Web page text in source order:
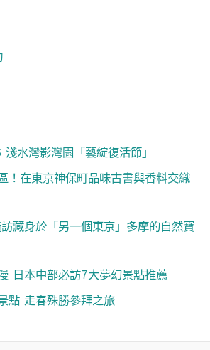
水灣影灣園「藝綻復活節」
！在東京神保町品味古書與香料交織
藏身於「另一個東京」多摩的自然寶
日本中部必訪7大夢幻景點推薦
點 走春殊勝參拜之旅